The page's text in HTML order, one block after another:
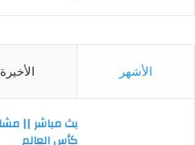
الأشهر الأخيرة
بث مباشر ||